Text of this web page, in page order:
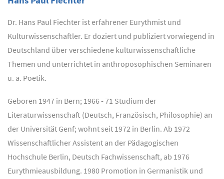
Dr. Hans Paul Fiechter ist erfahrener Eurythmist und
Kulturwissenschaftler. Er doziert und publiziert vorwiegend in
Deutschland über verschiedene kulturwissenschaftliche
Themen und unterrichtet in anthroposophischen Seminaren
u. a. Poetik.
Geboren 1947 in Bern; 1966 - 71 Studium der
Literaturwissenschaft (Deutsch, Französisch, Philosophie) an
der Universität Genf; wohnt seit 1972 in Berlin. Ab 1972
Wissenschaftlicher Assistent an der Pädagogischen
Hochschule Berlin, Deutsch Fachwissenschaft, ab 1976
Eurythmieausbildung. 1980 Promotion in Germanistik und